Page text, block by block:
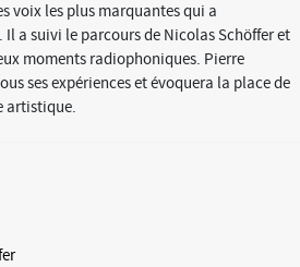
voix les plus marquantes qui a
Il a suivi le parcours de Nicolas Schöffer et
moments radiophoniques. Pierre
ses expériences et évoquera la place de
artistique.